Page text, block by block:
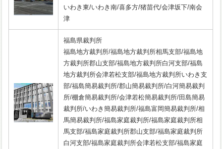
いわき東/いわき南/喜多方/猪苗代/会津坂下/南会
津
福島県裁判所
福島地方裁判所/福島地方裁判所相馬支部/福島地
方裁判所郡山支部/福島地方裁判所白河支部/福島
地方裁判所会津若松支部/福島地方裁判所いわき支
部/福島簡易裁判所/郡山簡易裁判所/白河簡易裁判
所/棚倉簡易裁判所/会津若松簡易裁判所/田島簡易
裁判所/いわき簡易裁判所/福島富岡簡易裁判所/相
馬簡易裁判所/福島家庭裁判所/福島家庭裁判所相
馬支部/福島家庭裁判所郡山支部/福島家庭裁判所
白河支部/福島家庭裁判所会津若松支部/福島家庭